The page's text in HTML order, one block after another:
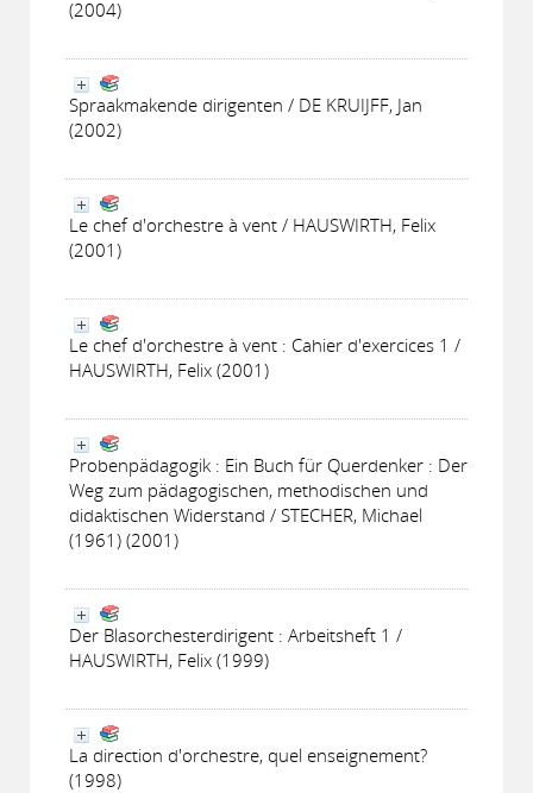
(2004)
Spraakmakende dirigenten / DE KRUIJFF, Jan
(2002)
Le chef d'orchestre à vent / HAUSWIRTH, Felix
(2001)
Le chef d'orchestre à vent : Cahier d'exercices 1 /
HAUSWIRTH, Felix (2001)
Probenpädagogik : Ein Buch für Querdenker : Der
Weg zum pädagogischen, methodischen und
didaktischen Widerstand / STECHER, Michael
(1961) (2001)
Der Blasorchesterdirigent : Arbeitsheft 1 /
HAUSWIRTH, Felix (1999)
La direction d'orchestre, quel enseignement?
(1998)